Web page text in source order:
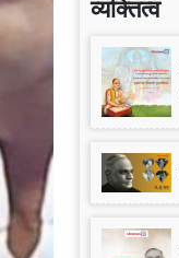
व्यक्तित्व